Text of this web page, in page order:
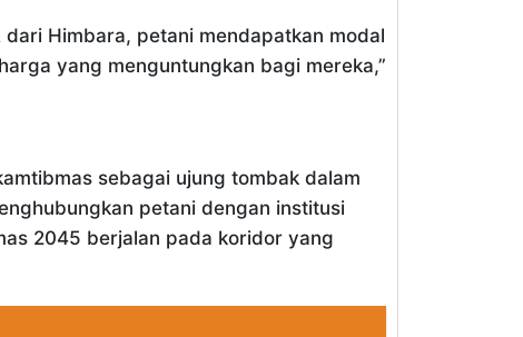
Himbara, petani mendapatkan modal
yang menguntungkan bagi mereka,”
sebagai ujung tombak dalam
petani dengan institusi
2045 berjalan pada koridor yang